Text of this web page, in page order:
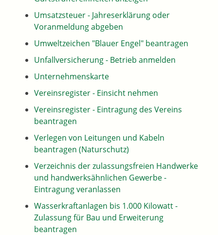
Umsatzsteuer - Jahreserklärung oder
Voranmeldung abgeben
Umweltzeichen "Blauer Engel" beantragen
Unfallversicherung - Betrieb anmelden
Unternehmenskarte
Vereinsregister - Einsicht nehmen
Vereinsregister - Eintragung des Vereins
beantragen
Verlegen von Leitungen und Kabeln
beantragen (Naturschutz)
Verzeichnis der zulassungsfreien Handwerke
und handwerksähnlichen Gewerbe -
Eintragung veranlassen
Wasserkraftanlagen bis 1.000 Kilowatt -
Zulassung für Bau und Erweiterung
beantragen